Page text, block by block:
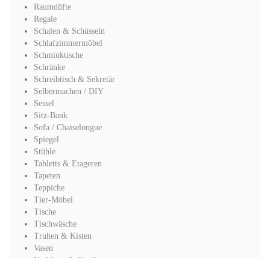
Raumdüfte
Regale
Schalen & Schüsseln
Schlafzimmermöbel
Schminktische
Schränke
Schreibtisch & Sekretär
Selbermachen / DIY
Sessel
Sitz-Bank
Sofa / Chaiselongue
Spiegel
Stühle
Tabletts & Etageren
Tapeten
Teppiche
Tier-Möbel
Tische
Tischwäsche
Truhen & Kisten
Vasen